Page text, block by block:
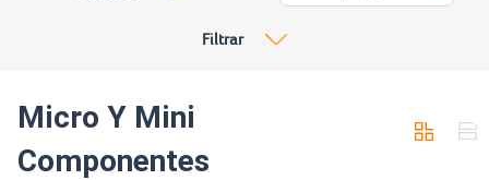
Micro Y Mini
Componentes
Filtrar